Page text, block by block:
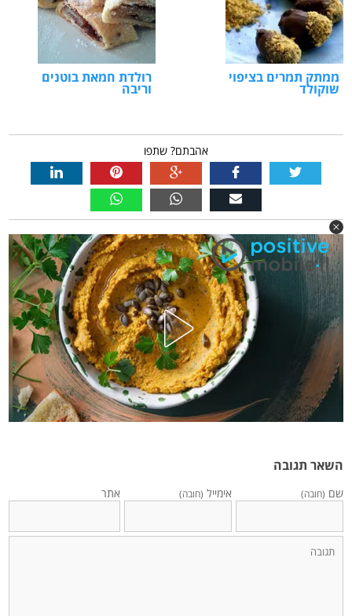
ממתק תמרים בציפוי
שוקולד
רולדת חמאת בוטנים
וריבה
אהבתם? שתפו
השאר תגובה
שם (חובה) אימייל (חובה) אתר